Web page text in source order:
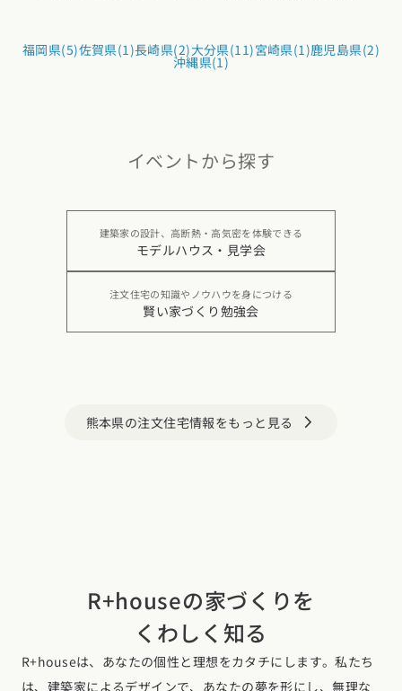
福岡県(5)佐賀県(1)長崎県(2)大分県(11)宮崎県(1)鹿児島県(2)
沖縄県(1)
イベントから探す
建築家の設計、高断熱・高気密を体験できる
モデルハウス・見学会
注文住宅の知識やノウハウを身につける
賢い家づくり勉強会
熊本県の注文住宅情報をもっと見る arrow_forward_ios
R+houseの家づくりを
くわしく知る
R+houseは、あなたの個性と理想をカタチにします。私たち
は、建築家によるデザインで、あなたの夢を形にし、無理な